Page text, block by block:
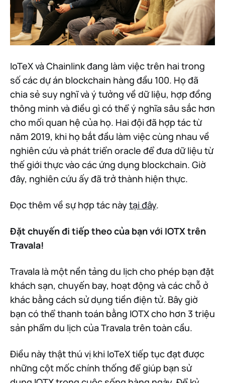
IoTeX và Chainlink đang làm việc trên hai trong
số các dự án blockchain hàng đầu 100. Họ đã
chia sẻ suy nghĩ và ý tưởng về dữ liệu, hợp đồng
thông minh và điều gì có thể ý nghĩa sâu sắc hơn
cho mối quan hệ của họ. Hai đội đã hợp tác từ
năm 2019, khi họ bắt đầu làm việc cùng nhau về
nghiên cứu và phát triển oracle để đưa dữ liệu từ
thế giới thực vào các ứng dụng blockchain. Giờ
đây, nghiên cứu ấy đã trở thành hiện thực.
Đọc thêm về sự hợp tác nàytại đây.
Đặt chuyến đi tiếp theo của bạn với IOTX trên
Travala!
Travala là một nền tảng du lịch cho phép bạn đặt
khách sạn, chuyến bay, hoạt động và các chỗ ở
khác bằng cách sử dụng tiền điện tử. Bây giờ
bạn có thể thanh toán bằng IOTX cho hơn 3 triệu
sản phẩm du lịch của Travala trên toàn cầu.
Điều này thật thú vị khi IoTeX tiếp tục đạt được
những cột mốc chính thống để giúp bạn sử